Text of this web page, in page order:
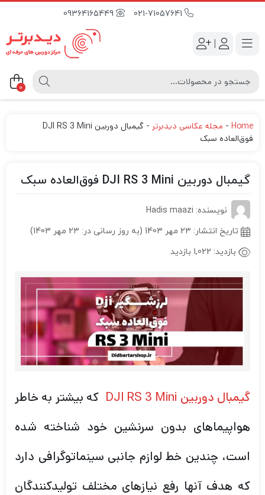
09364165449
|
0
Home
- مجله عکاسی دیدبرتر -
گیمبال دوربین DJI RS 3 Mini
فوق‌العاده سبک
گیمبال دوربین DJI RS 3 Mini فوق‌العاده سبک
نویسنده: Hadis maazi
تاریخ انتشار: 23 مهر 1403 (به روز رسانی در: 23 مهر 1403)
بازدید: 1,022 بازدید
گیمبال دوربین DJI RS 3 Mini
که بیشتر به خاطر
هواپیماهای بدون سرنشین خود شناخته شده
است، چندین خط لوازم جانبی سینماتوگرافی دارد
که هدف آنها رفع نیازهای مختلف تولیدکنندگان